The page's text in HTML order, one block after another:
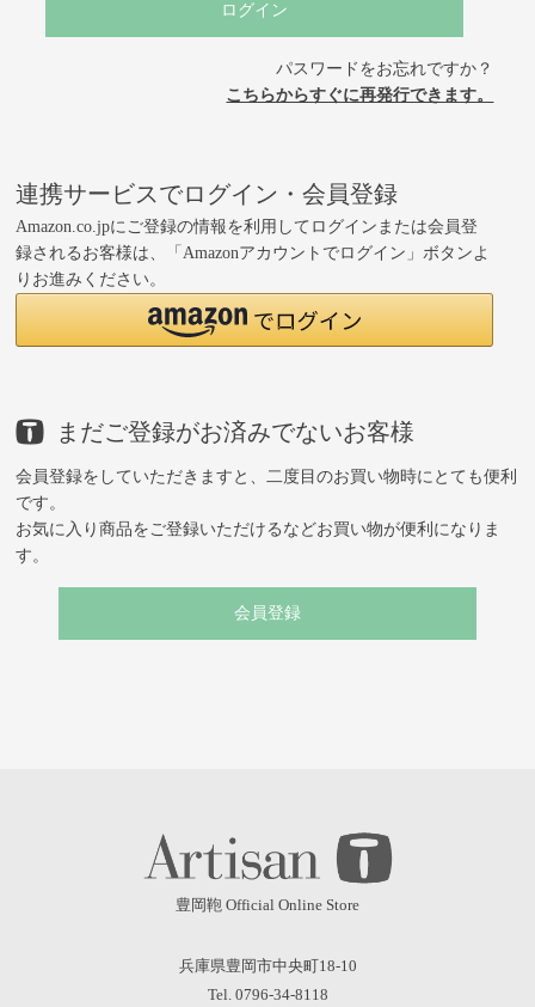
ログイン
パスワードをお忘れですか？
こちらからすぐに再発行できます。
連携サービスでログイン・会員登録
Amazon.co.jpにご登録の情報を利用してログインまたは会員登
録されるお客様は、「Amazonアカウントでログイン」ボタンよ
りお進みください。
まだご登録がお済みでないお客様
会員登録をしていただきますと、二度目のお買い物時にとても便利
です。
お気に入り商品をご登録いただけるなどお買い物が便利になりま
す。
会員登録
豊岡鞄 Official Online Store
兵庫県豊岡市中央町18-10
Tel. 0796-34-8118